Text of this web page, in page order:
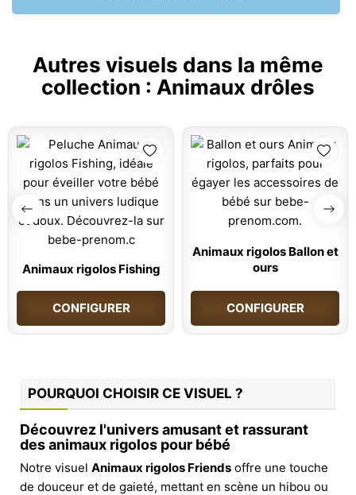
Autres visuels dans la même
collection : Animaux drôles
Animaux rigolos Fishing
CONFIGURER
Animaux rigolos Ballon et
ours
CONFIGURER
POURQUOI CHOISIR CE VISUEL ?
Découvrez l'univers amusant et rassurant
des animaux rigolos pour bébé
Notre visuel Animaux rigolos Friends offre une touche
de douceur et de gaieté, mettant en scène un hibou ou